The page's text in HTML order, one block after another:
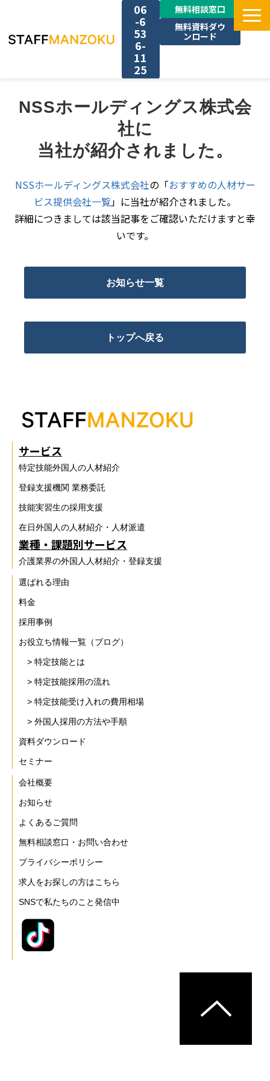
06
-6
53
6-
11
25
無料相談窓口
無料資料ダウ
ンロード
採用事例
お役立ち情報
無料相談窓口
外食業界採用 【飲食料品製造業向
け】特定技能制度が
業種別資料ダウンロ
ード
NSSホールディングス株式会
社に
当社が紹介されました。
NSSホールディングス株式会社の「おすすめの人材サー
ビス提供会社一覧」に当社が紹介されました。
詳細につきましては該当記事をご確認いただけますと幸
いです。
お知らせ一覧
トップへ戻る
サービス
特定技能外国人の人材紹介
登録支援機関 業務委託
技能実習生の採用支援
在日外国人の人材紹介・人材派遣
業種・課題別サービス
介護業界の外国人人材紹介・登録支援
選ばれる理由
料金
採用事例
お役立ち情報一覧（ブログ）
> 特定技能とは
> 特定技能採用の流れ
> 特定技能受け入れの費用相場
> 外国人採用の方法や手順
資料ダウンロード
セミナー
会社概要
お知らせ
よくあるご質問
無料相談窓口・お問い合わせ
プライバシーポリシー
求人をお探しの方はこちら
SNSで私たちのこと発信中